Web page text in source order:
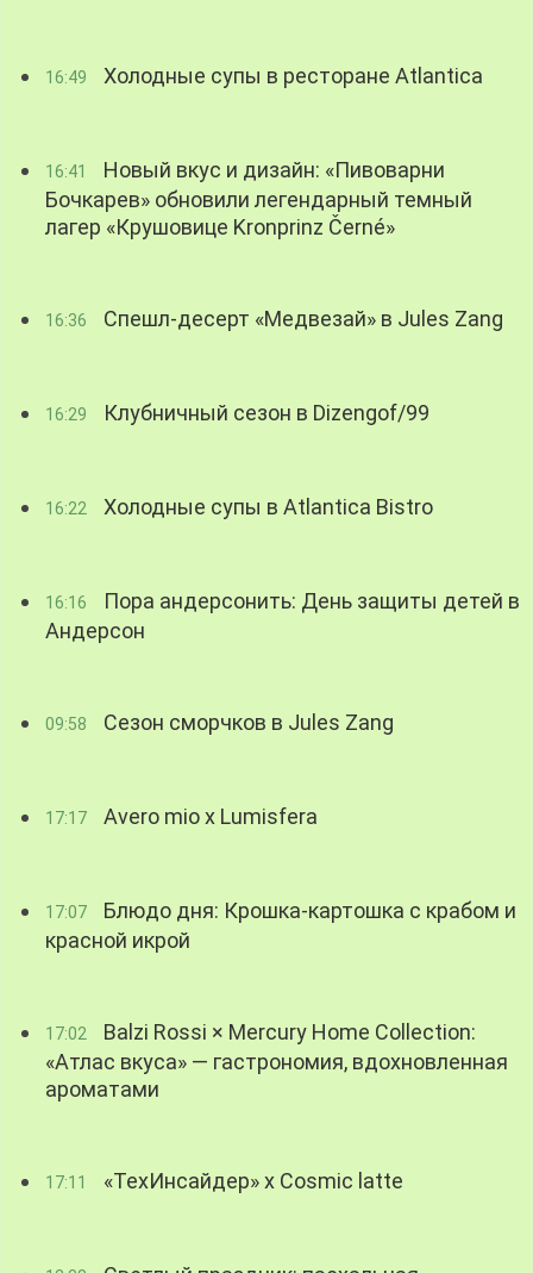
16:49 Холодные супы в ресторане Atlantica
16:41
Новый вкус и дизайн: «Пивоварни
Бочкарев» обновили легендарный темный
лагер «Крушовице Kronprinz Černé»
16:36 Спешл-десерт «Медвезай» в Jules Zang
16:29 Клубничный сезон в Dizengof/99
16:22 Холодные супы в Atlantica Bistro
16:16
Пора андерсонить: День защиты детей в
Андерсон
09:58 Сезон сморчков в Jules Zang
17:17 Avero mio x Lumisfera
17:07
Блюдо дня: Крошка-картошка с крабом и
красной икрой
17:02
Balzi Rossi × Mercury Home Collection:
«Атлас вкуса» — гастрономия, вдохновленная
ароматами
17:11 «ТехИнсайдер» х Cosmic latte